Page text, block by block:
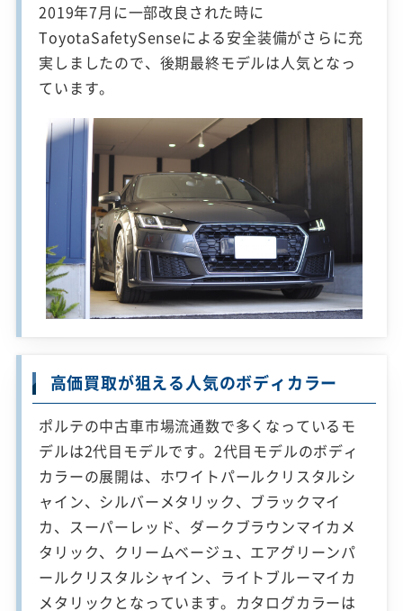
2019年7月に一部改良された時に
ToyotaSafetySenseによる安全装備がさらに充
実しましたので、後期最終モデルは人気となっ
ています。
高価買取が狙える人気のボディカラー
ポルテの中古車市場流通数で多くなっているモ
デルは2代目モデルです。2代目モデルのボディ
カラーの展開は、ホワイトパールクリスタルシ
ャイン、シルバーメタリック、ブラックマイ
カ、スーパーレッド、ダークブラウンマイカメ
タリック、クリームベージュ、エアグリーンパ
ールクリスタルシャイン、ライトブルーマイカ
メタリックとなっています。カタログカラーは